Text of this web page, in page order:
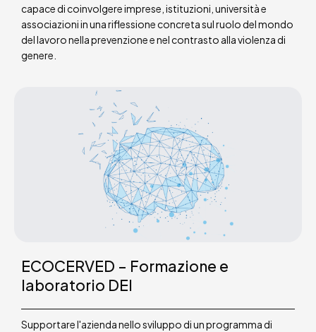
capace di coinvolgere imprese, istituzioni, università e
associazioni in una riflessione concreta sul ruolo del mondo
del lavoro nella prevenzione e nel contrasto alla violenza di
genere.
ECOCERVED – Formazione e
laboratorio DEI
Supportare l'azienda nello sviluppo di un programma di